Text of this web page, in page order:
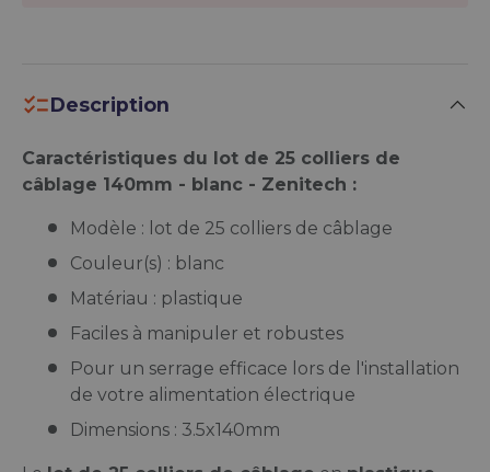
Description
Caractéristiques du lot de 25 colliers de
câblage 140mm - blanc - Zenitech :
Modèle : lot de 25 colliers de câblage
Couleur(s) : blanc
Matériau : plastique
Faciles à manipuler et robustes
Pour un serrage efficace lors de l'installation
de votre alimentation électrique
Dimensions : 3.5x140mm